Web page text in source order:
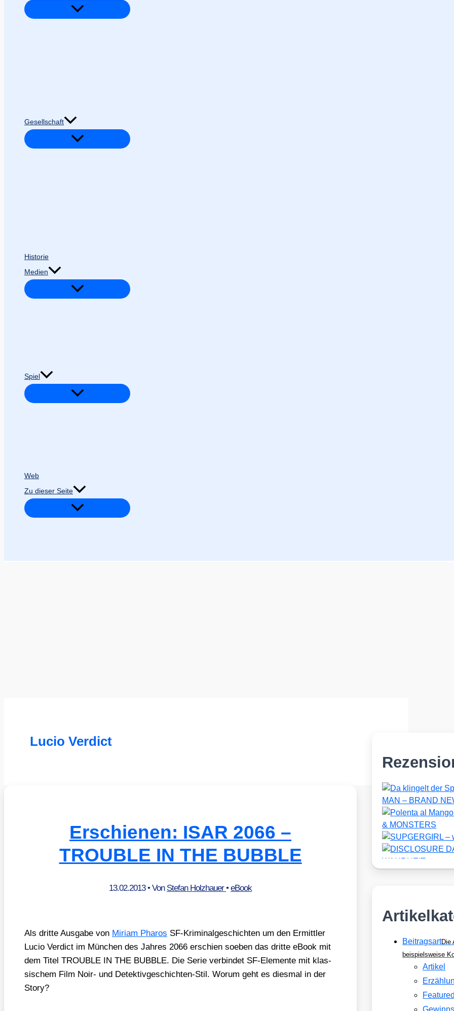
Gesellschaft
Historie
Medien
Spiel
Web
Zu dieser Seite
Lucio Verdict
Erschienen: ISAR 2066 –
TROUBLE IN THE BUBBLE
13.02.2013• Von Stefan Holzhauer•eBook
Als drit­te Aus­ga­be von Miri­am Pha­ros SF-Kri­mi­nal­ge­schich­ten um den Ermitt­ler
Lucio Ver­dict im Mün­chen des Jah­res 2066 erschien soeben das drit­te eBook mit
dem Titel TROUBLE IN THE BUBBLE. Die Serie ver­bin­det SF-Ele­men­te mit klas­
si­schem Film Noir- und Detek­tiv­ge­schich­ten-Stil. Wor­um geht es dies­mal in der
Sto­ry?
BeitragsartDie
beispielsweise
Artikel